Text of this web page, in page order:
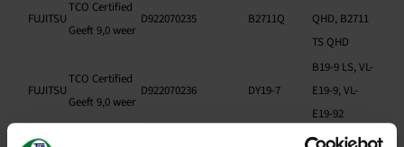
FUJITSU
TCO Certified
Geeft 9,0 weer
D922070235 B2711Q
QHD, B2711
TS QHD
FUJITSU
TCO Certified
Geeft 9,0 weer
D922070236 DY19-7
B19-9 LS, VL-
E19-9, VL-
E19-92
B2711 TE